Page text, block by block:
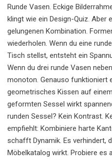
Runde Vasen. Eckige
klingt wie ein Design-Quiz. Aber
gelungenen Kombination.
wiederholen. Wenn du eine
Tisch stellst, entsteht ein
Wenn du drei runde Vasen
monoton. Genauso funktioniert
geometrisches Kissen auf
geformten Sessel wirkt
runden Sessel? Kein Kontrast.
empfiehlt: Kombiniere harte
schafft Dynamik. Es verhindert,
Möbelkatalog wirkt. Probiere es